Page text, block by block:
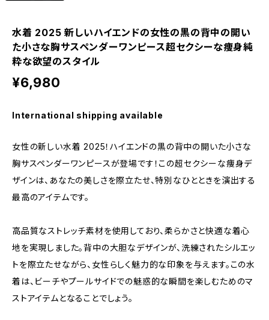
水着 2025 新しいハイエンドの女性の黒の背中の開い
た小さな胸サスペンダーワンピース超セクシーな痩身純
粋な欲望のスタイル
¥6,980
International shipping available
女性の新しい水着 2025！ハイエンドの黒の背中の開いた小さな
胸サスペンダーワンピースが登場です！この超セクシーな痩身デ
ザインは、あなたの美しさを際立たせ、特別なひとときを演出する
最高のアイテムです。
高品質なストレッチ素材を使用しており、柔らかさと快適な着心
地を実現しました。背中の大胆なデザインが、洗練されたシルエッ
トを際立たせながら、女性らしく魅力的な印象を与えます。この水
着は、ビーチやプールサイドでの魅惑的な瞬間を楽しむためのマ
ストアイテムとなることでしょう。